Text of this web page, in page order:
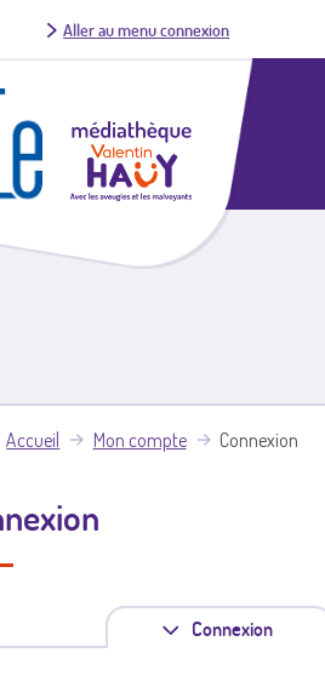
Aller au menu connexion
Accueil Mon compte Connexion
Connexion